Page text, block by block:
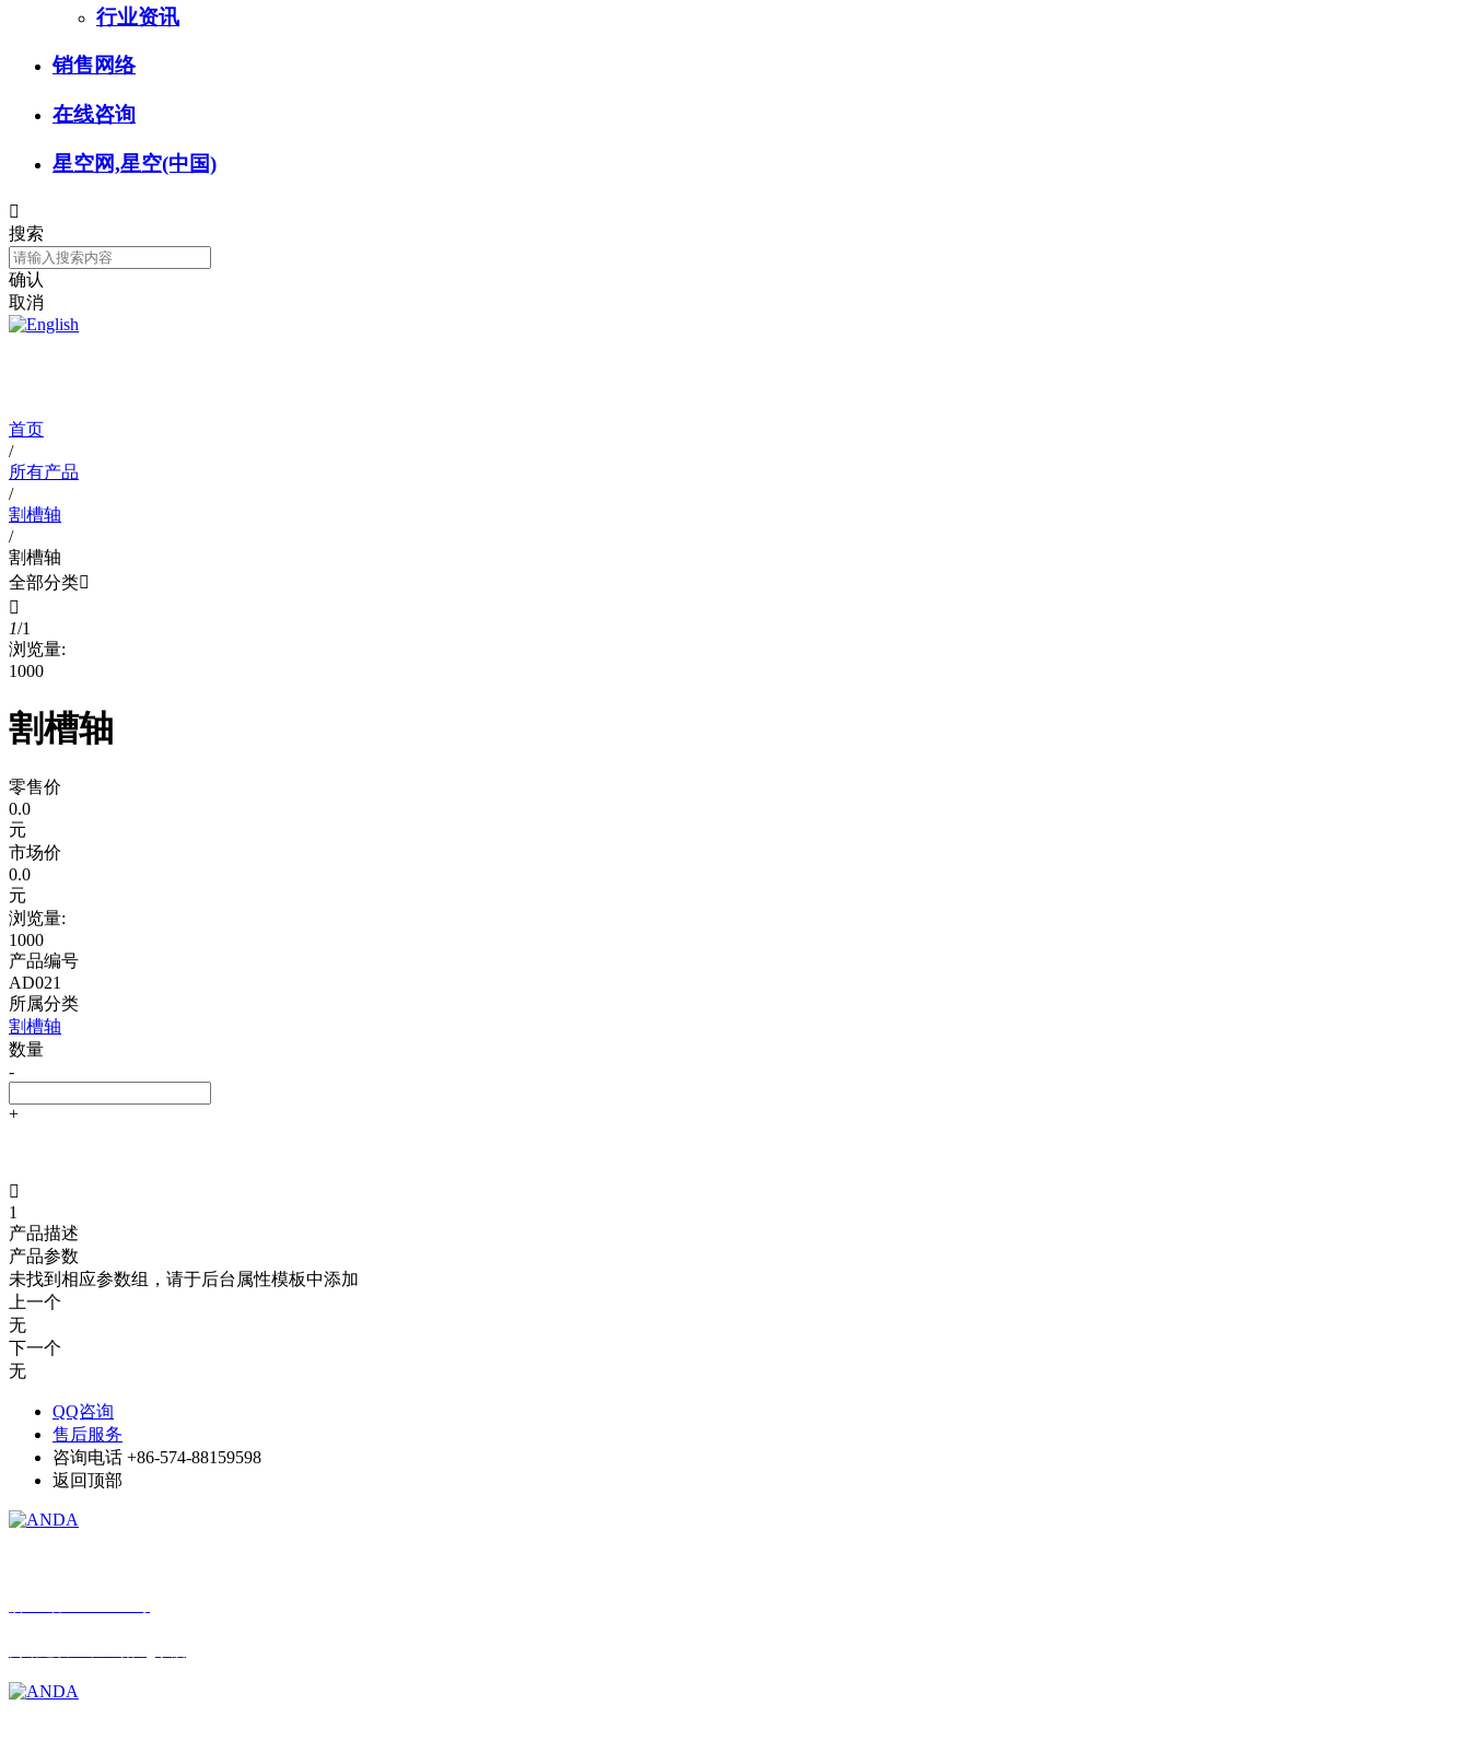
行业资讯
销售网络
在线咨询
星空网,星空(中国)

搜索
确认
取消
首页
/
所有产品
/
割槽轴
/
割槽轴
全部分类

1/1
浏览量:
1000
割槽轴
零售价
0.0
元
市场价
0.0
元
浏览量:
1000
产品编号
AD021
所属分类
割槽轴
数量
-
+

1
产品描述
产品参数
未找到相应参数组，请于后台属性模板中添加
上一个
无
下一个
无
QQ咨询
售后服务
咨询电话 +86-574-88159598
返回顶部